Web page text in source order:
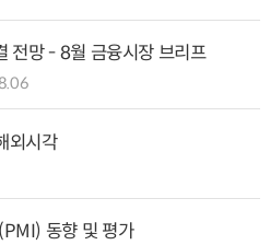
전망 - 8월 금융시장 브리프
외시각
동향 및 평가